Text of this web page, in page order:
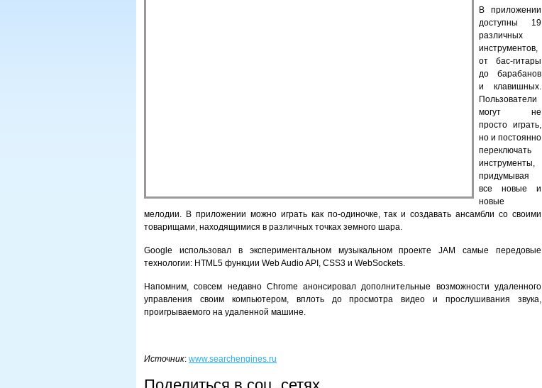
В приложении
доступны 19
различных
инструментов,
от бас-гитары
до барабанов
и клавишных.
Пользователи
могут не
просто играть,
но и постоянно
переключать
инструменты,
придумывая
все новые и
новые
мелодии. В приложении можно играть как по-одиночке, так и создавать ансамбли со своими
товарищами, находящимися в различных точках земного шара.
Google использовал в экспериментальном музыкальном проекте JAM самые передовые
технологии: HTML5 функции Web Audio API, CSS3 и WebSockets.
Напомним, совсем недавно Chrome анонсировал дополнительные возможности удаленного
управления своим компьютером, вплоть до просмотра видео и прослушивания звука,
проигрываемого на удаленной машине.
Источник: www.searchengines.ru